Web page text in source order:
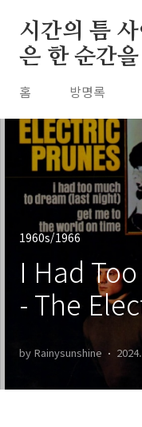
시간의 틈
은 한 순간
홈 방명록
1960s/1966
I Had
- The
by Rainysunshine